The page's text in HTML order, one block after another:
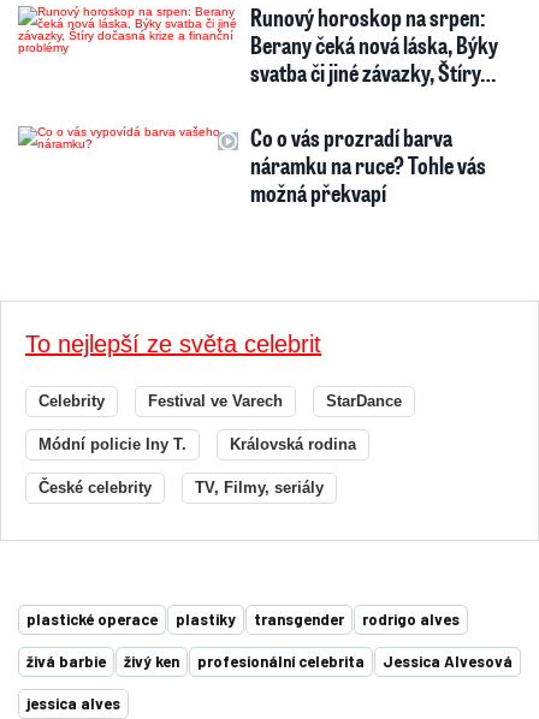
Runový horoskop na srpen:
Berany čeká nová láska, Býky
svatba či jiné závazky, Štíry…
Co o vás prozradí barva
náramku na ruce? Tohle vás
možná překvapí
To nejlepší ze světa celebrit
Celebrity Festival ve Varech StarDance
Módní policie Iny T. Královská rodina
České celebrity TV, Filmy, seriály
plastické operace plastiky transgender rodrigo alves
živá barbie živý ken profesionální celebrita Jessica Alvesová
jessica alves